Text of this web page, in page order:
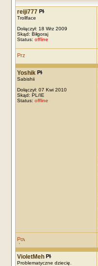
reiji777
Trollface
Dołączył: 18 Wrz 2009
Skąd: Biłgoraj
Status: offline
Yoshik
Sabishii
Dołączył: 07 Kwi 2010
Skąd: PL/IE
Status: offline
VioletMeh
Problematyczne dziecię.